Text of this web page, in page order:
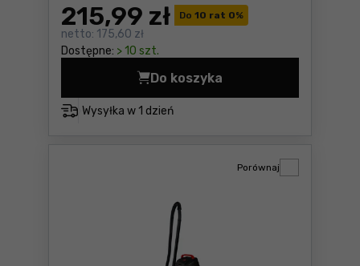
Do 10 rat 0%
215,99 zł
netto: 175,60 zł
Dostępne: > 10 szt.
Wysyłka w 1 dzień
Do koszyka
Odkurzacz cyklonowy Lund
Porównaj